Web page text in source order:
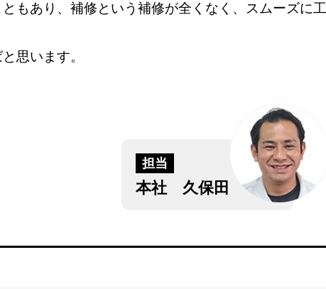
もあり、補修という補修が全くなく、スムーズに工
思います。
担当
本社 久保田